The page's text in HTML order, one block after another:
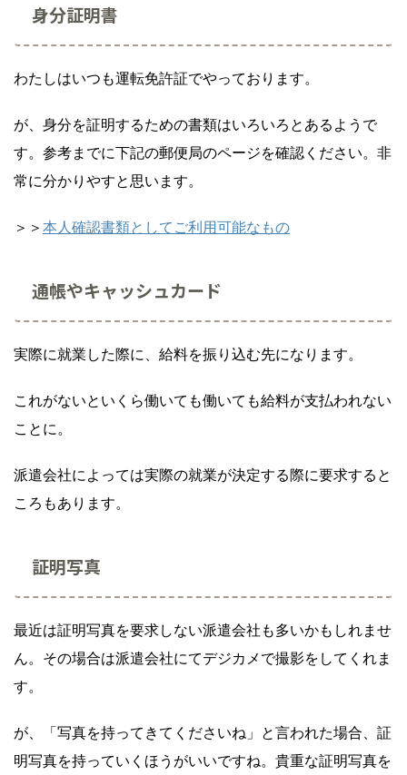
身分証明書
わたしはいつも運転免許証でやっております。
が、身分を証明するための書類はいろいろとあるようで
す。参考までに下記の郵便局のページを確認ください。非
常に分かりやすと思います。
＞＞ 本人確認書類としてご利用可能なもの
通帳やキャッシュカード
実際に就業した際に、給料を振り込む先になります。
これがないといくら働いても働いても給料が支払われない
ことに。
派遣会社によっては実際の就業が決定する際に要求すると
ころもあります。
証明写真
最近は証明写真を要求しない派遣会社も多いかもしれませ
ん。その場合は派遣会社にてデジカメで撮影をしてくれま
す。
が、「写真を持ってきてくださいね」と言われた場合、証
明写真を持っていくほうがいいですね。貴重な証明写真を